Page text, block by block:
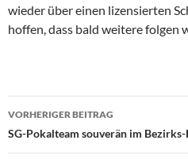
wieder über einen lizensierten
hoffen, dass bald weitere folgen
Beitragsnavigation
VORHERIGER BEITRAG
SG-Pokalteam souverän im